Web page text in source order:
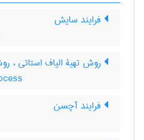
فرایند سایش
روش تهیۀ الیاف استاتی ،
فرایند آچسن